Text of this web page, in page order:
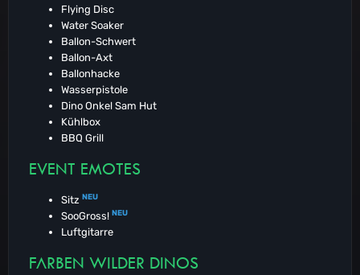
Flying Disc
Water Soaker
Ballon-Schwert
Ballon-Axt
Ballonhacke
Wasserpistole
Dino Onkel Sam Hut
Kühlbox
BBQ Grill
EVENT EMOTES
Sitz NEU
SooGross! NEU
Luftgitarre
FARBEN WILDER DINOS